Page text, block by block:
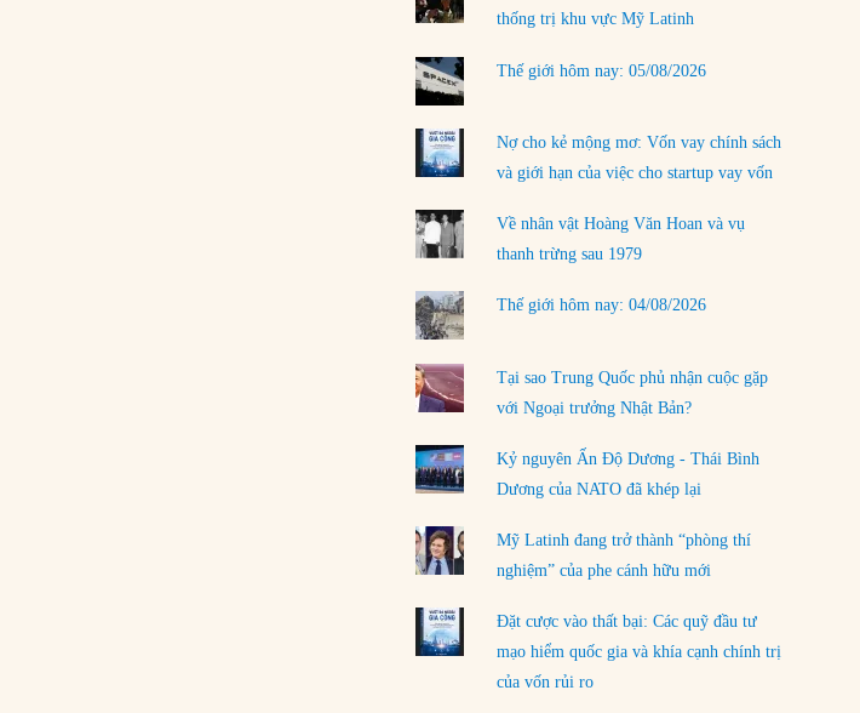
phải chịu đựng?
30/07/2026
Tập tìm cách chôn vùi bê bối chấn động vòng
tròn thân cận của mình
LOAD MORE
thống trị khu vực Mỹ Latinh
Thế giới hôm nay: 05/08/2026
Nợ cho kẻ mộng mơ: Vốn vay chính sách
và giới hạn của việc cho startup vay vốn
Về nhân vật Hoàng Văn Hoan và vụ
thanh trừng sau 1979
Thế giới hôm nay: 04/08/2026
Tại sao Trung Quốc phủ nhận cuộc gặp
với Ngoại trưởng Nhật Bản?
Kỷ nguyên Ấn Độ Dương - Thái Bình
Dương của NATO đã khép lại
Mỹ Latinh đang trở thành “phòng thí
nghiệm” của phe cánh hữu mới
Đặt cược vào thất bại: Các quỹ đầu tư
mạo hiểm quốc gia và khía cạnh chính trị
của vốn rủi ro